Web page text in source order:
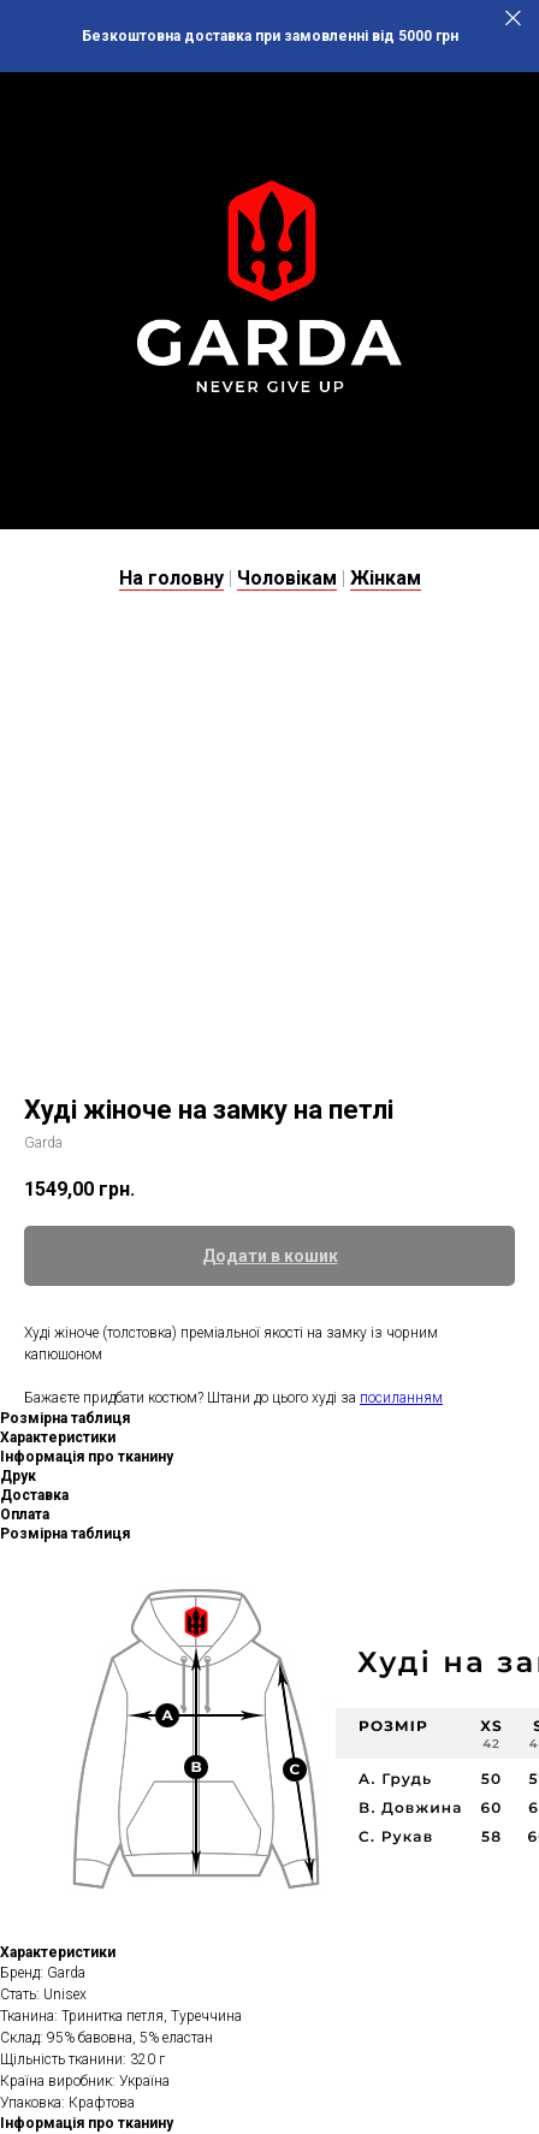
Безкоштовна доставка при замовленні від 5000 грн
На головну | Чоловікам | Жінкам
Худі жіноче на замку на петлі
Garda
1549,00 грн.
Додати в кошик
Худі жіноче (толстовка) преміальної якості на замку із чорним
капюшоном
Бажаєте придбати костюм? Штани до цього худі за посиланням
Розмірна таблиця
Характеристики
Інформація про тканину
Друк
Доставка
Оплата
Розмірна таблиця
Характеристики
Бренд: Garda
Стать: Unisex
Тканина: Тринитка петля, Туреччина
Склад: 95% бавовна, 5% еластан
Щільність тканини: 320 г
Країна виробник: Україна
Упаковка: Крафтова
Інформація про тканину